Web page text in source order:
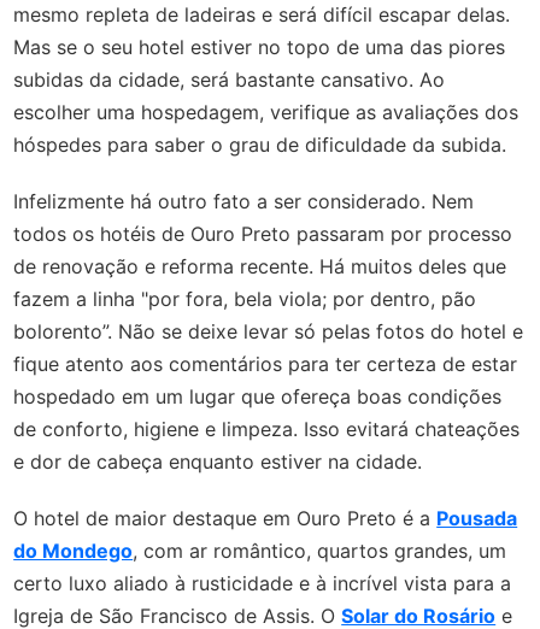
mesmo repleta de ladeiras e será difícil escapar delas.
Mas se o seu hotel estiver no topo de uma das piores
subidas da cidade, será bastante cansativo. Ao
escolher uma hospedagem, verifique as avaliações dos
hóspedes para saber o grau de dificuldade da subida.
Infelizmente há outro fato a ser considerado. Nem
todos os hotéis de Ouro Preto passaram por processo
de renovação e reforma recente. Há muitos deles que
fazem a linha "por fora, bela viola; por dentro, pão
bolorento”. Não se deixe levar só pelas fotos do hotel e
fique atento aos comentários para ter certeza de estar
hospedado em um lugar que ofereça boas condições
de conforto, higiene e limpeza. Isso evitará chateações
e dor de cabeça enquanto estiver na cidade.
O hotel de maior destaque em Ouro Preto é a Pousada
do Mondego, com ar romântico, quartos grandes, um
certo luxo aliado à rusticidade e à incrível vista para a
Igreja de São Francisco de Assis. OSolar do Rosário e